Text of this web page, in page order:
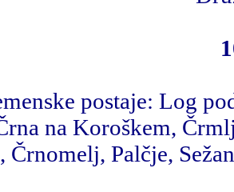
postaje: Log
na Koroškem,
Črnomelj, Palčje,